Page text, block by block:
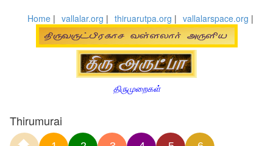
Home | vallalar.org | thiruarutpa.org | vallalarspace.org |
திருமுறைகள்
Thirumurai